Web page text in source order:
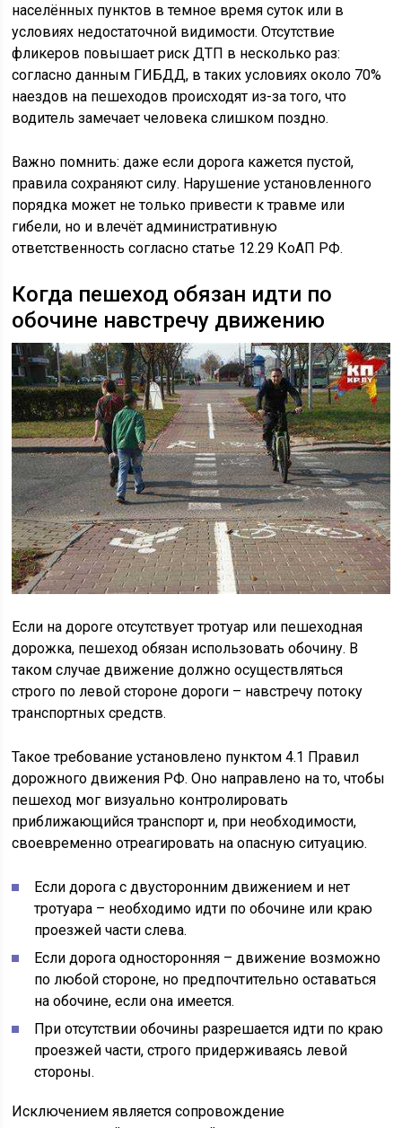
населённых пунктов в темное время суток или в
условиях недостаточной видимости. Отсутствие
фликеров повышает риск ДТП в несколько раз:
согласно данным ГИБДД, в таких условиях около 70%
наездов на пешеходов происходят из-за того, что
водитель замечает человека слишком поздно.
Важно помнить: даже если дорога кажется пустой,
правила сохраняют силу. Нарушение установленного
порядка может не только привести к травме или
гибели, но и влечёт административную
ответственность согласно статье 12.29 КоАП РФ.
Когда пешеход обязан идти по
обочине навстречу движению
Если на дороге отсутствует тротуар или пешеходная
дорожка, пешеход обязан использовать обочину. В
таком случае движение должно осуществляться
строго по левой стороне дороги – навстречу потоку
транспортных средств.
Такое требование установлено пунктом 4.1 Правил
дорожного движения РФ. Оно направлено на то, чтобы
пешеход мог визуально контролировать
приближающийся транспорт и, при необходимости,
своевременно отреагировать на опасную ситуацию.
Если дорога с двусторонним движением и нет
тротуара – необходимо идти по обочине или краю
проезжей части слева.
Если дорога односторонняя – движение возможно
по любой стороне, но предпочтительно оставаться
на обочине, если она имеется.
При отсутствии обочины разрешается идти по краю
проезжей части, строго придерживаясь левой
стороны.
Исключением является сопровождение